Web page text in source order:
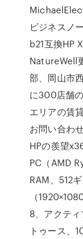
ビジネスノ
b21互換HP
NatureWell
部、岡山市
に300店舗
エリアの賃
お問い合わ
HPの羨望
PC（AMD
RAM、512
（
8、アクテ
トゥース、